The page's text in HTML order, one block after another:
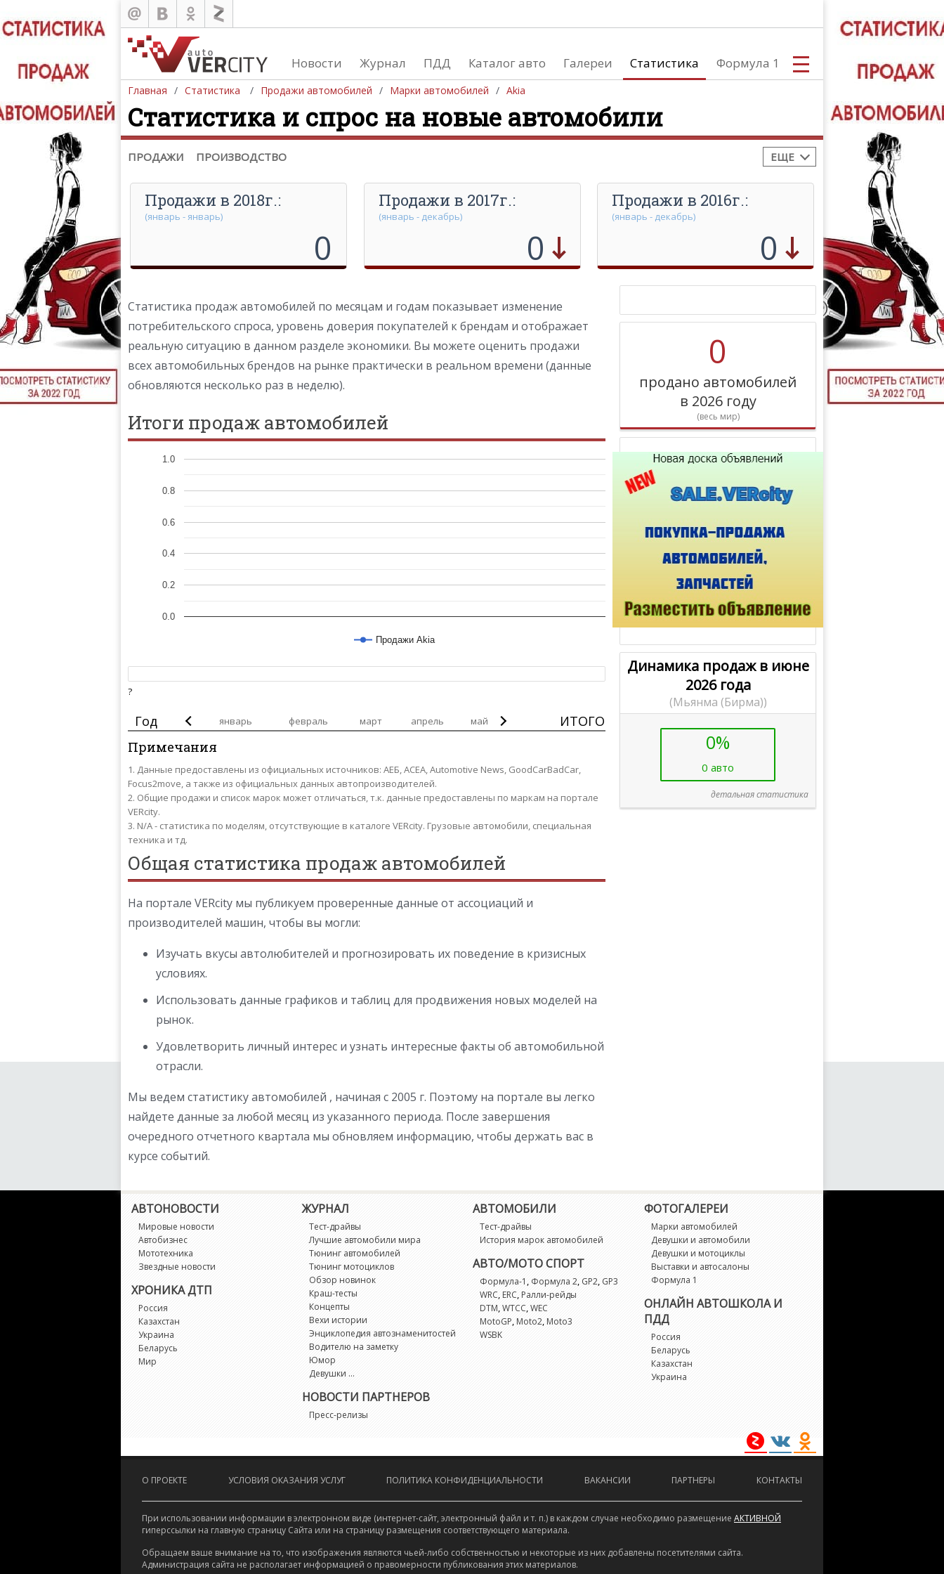
Новости Журнал ПДД Каталог авто Галереи Статистика Формула 1
ТЮНИНГ
ТЮНИНГ
Главная Статистика Продажи автомобилей Марки автомобилей Akia
Статистика и спрос на новые автомобили
ПРОДАЖИ ПРОИЗВОДСТВО ЕЩЕ
Продажа автомобилей
Европа
Азия
Северная Америка
Южная Америка
Африка
Производство автомобилей
Европа
Азия
Африка
Австралия и Океания
Продажи в 2018г.:
(январь - январь)
0
Продажи в 2017г.:
(январь - декабрь)
0
Продажи в 2016г.:
(январь - декабрь)
0
Статистика продаж автомобилей по месяцам и годам показывает изменение
потребительского спроса, уровень доверия покупателей к брендам и отображает
реальную ситуацию в данном разделе экономики. Вы можете оценить продажи
всех автомобильных брендов на рынке практически в реальном времени (данные
обновляются несколько раз в неделю).
Итоги продаж автомобилей
Продажи Akia
0.0
0.2
0.4
0.6
0.8
1.0
?
Год январь февраль март апрель май
ИТОГО
Примечания
Данные предоставлены из официальных источников: АЕБ, АСЕА, Automotive News, GoodCarBadCar,
Focus2move, а также из официальных данных автопроизводителей.
Общие продажи и список марок может отличаться, т.к. данные предоставлены по маркам на портале
VERcity.
N/A - статистика по моделям, отсутствующие в каталоге VERcity. Грузовые автомобили, специальная
техника и тд.
Общая статистика продаж автомобилей
На портале VERcity мы публикуем проверенные данные от ассоциаций и
производителей машин, чтобы вы могли:
Изучать вкусы автолюбителей и прогнозировать их поведение в кризисных
условиях.
Использовать данные графиков и таблиц для продвижения новых моделей на
рынок.
Удовлетворить личный интерес и узнать интересные факты об автомобильной
отрасли.
Мы ведем статистику автомобилей , начиная с 2005 г. Поэтому на портале вы легко
найдете данные за любой месяц из указанного периода. После завершения
очередного отчетного квартала мы обновляем информацию, чтобы держать вас в
курсе событий.
0
продано автомобилей
в 2026 году
(весь мир)
Динамика продаж в июне
2026 года
(Мьянма (Бирма))
0%
0 авто
детальная статистика
АВТОНОВОСТИ
Мировые новости
Автобизнес
Мототехника
Звездные новости
ХРОНИКА ДТП
Россия
Казахстан
Украина
Беларусь
Мир
ЖУРНАЛ
Тест-драйвы
Лучшие автомобили мира
Тюнинг автомобилей
Тюнинг мотоциклов
Обзор новинок
Краш-тесты
Концепты
Вехи истории
Энциклопедия автознаменитостей
Водителю на заметку
Юмор
Девушки ...
НОВОСТИ ПАРТНЕРОВ
Пресс-релизы
АВТОМОБИЛИ
Тест-драйвы
История марок автомобилей
АВТО/МОТО СПОРТ
Формула-1 , Формула 2, GP2, GP3
WRC,ERC,Ралли-рейды
DTM,WTCC,WEC
MotoGP,Moto2,Moto3
WSBK
ФОТОГАЛЕРЕИ
Марки автомобилей
Девушки и автомобили
Девушки и мотоциклы
Выставки и автосалоны
Формула 1
ОНЛАЙН АВТОШКОЛА И
ПДД
Россия
Беларусь
Казахстан
Украина
О ПРОЕКТЕ УСЛОВИЯ ОКАЗАНИЯ УСЛУГ ПОЛИТИКА КОНФИДЕНЦИАЛЬНОСТИ ВАКАНСИИ ПАРТНЕРЫ КОНТАКТЫ
При использовании информации в электронном виде (интернет-сайт, электронный файл и т. п.) в каждом случае необходимо размещение АКТИВНОЙ
гиперссылки на главную страницу Сайта или на страницу размещения соответствующего материала.
Обращаем ваше внимание на то, что изображения являются чьей-либо собственностью и некоторые из них добавлены посетителями сайта.
Администрация сайта не располагает информацией о правомерности публикования этих материалов.